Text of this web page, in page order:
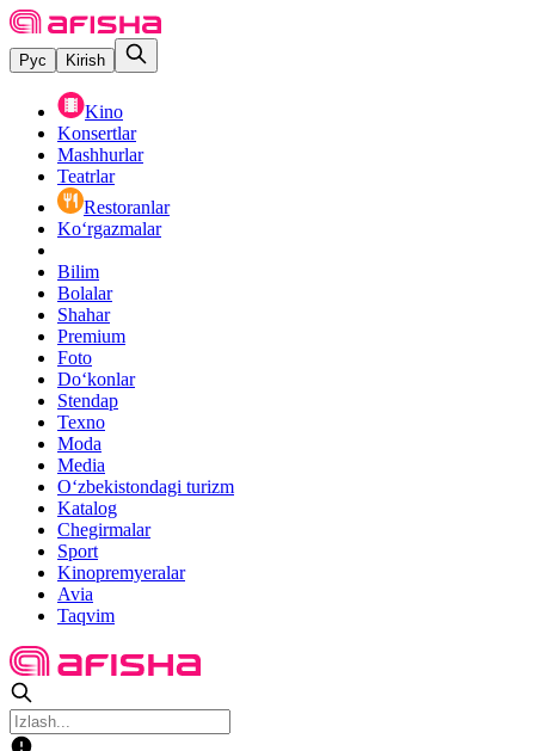
Рус Kirish
Kino
Konsertlar
Mashhurlar
Teatrlar
Restoranlar
Ko‘rgazmalar
Bilim
Bolalar
Shahar
Premium
Foto
Do‘konlar
Stendap
Texno
Moda
Media
O‘zbekistondagi turizm
Katalog
Chegirmalar
Sport
Kinopremyeralar
Avia
Taqvim